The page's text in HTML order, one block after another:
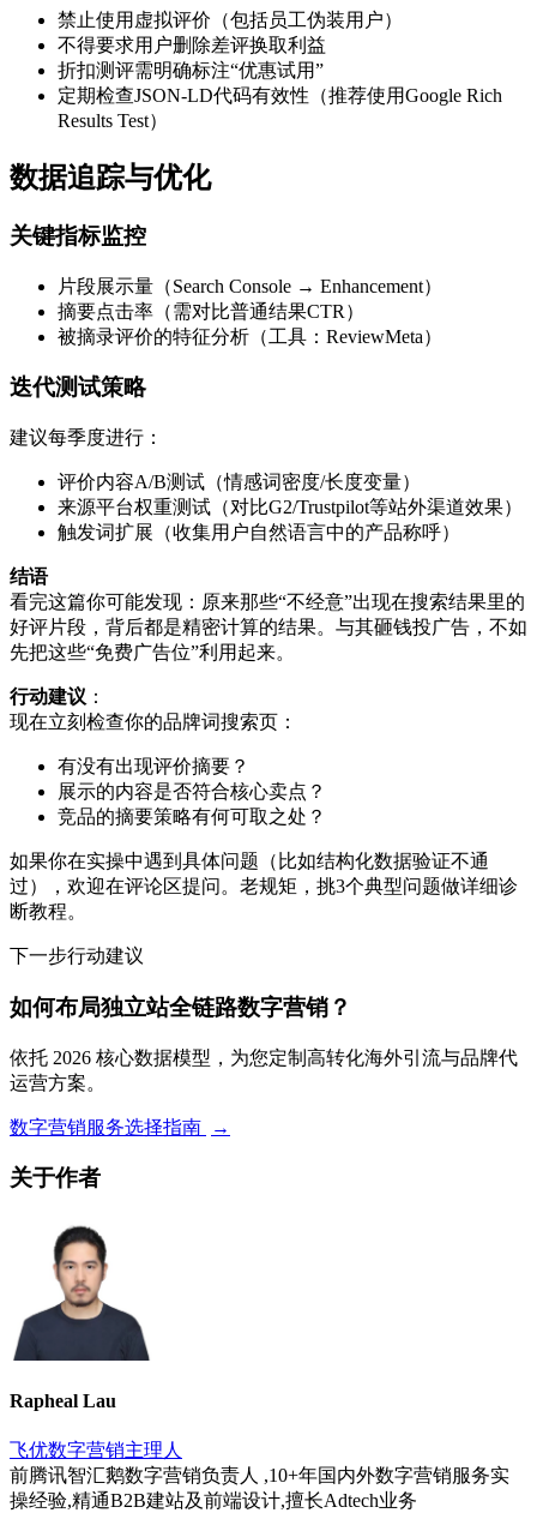
禁止使用虚拟评价（包括员工伪装用户）
不得要求用户删除差评换取利益
折扣测评需明确标注“优惠试用”
定期检查JSON-LD代码有效性（推荐使用Google Rich
Results Test）
数据追踪与优化
关键指标监控
片段展示量（Search Console → Enhancement）
摘要点击率（需对比普通结果CTR）
被摘录评价的特征分析（工具：ReviewMeta）
迭代测试策略
建议每季度进行：
评价内容A/B测试（情感词密度/长度变量）
来源平台权重测试（对比G2/Trustpilot等站外渠道效果）
触发词扩展（收集用户自然语言中的产品称呼）
结语
看完这篇你可能发现：原来那些“不经意”出现在搜索结果里的
好评片段，背后都是精密计算的结果。与其砸钱投广告，不如
先把这些“免费广告位”利用起来。
行动建议 ：
现在立刻检查你的品牌词搜索页：
有没有出现评价摘要？
展示的内容是否符合核心卖点？
竞品的摘要策略有何可取之处？
如果你在实操中遇到具体问题（比如结构化数据验证不通
过），欢迎在评论区提问。老规矩，挑3个典型问题做详细诊
断教程。
下一步行动建议
如何布局独立站全链路数字营销？
依托 2026 核心数据模型，为您定制高转化海外引流与品牌代
运营方案。
数字营销服务选择指南 →
关于作者
Rapheal Lau
飞优数字营销主理人
前腾讯智汇鹅数字营销负责人 ,10+年国内外数字营销服务实
操经验,精通B2B建站及前端设计,擅长Adtech业务